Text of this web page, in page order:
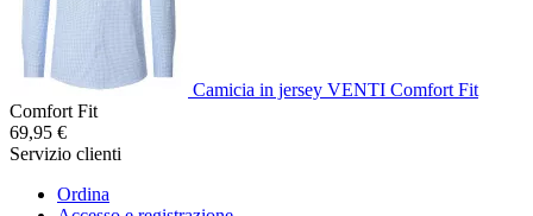
Camicia in jersey VENTI Comfort Fit
Comfort Fit
69,95 €
Servizio clienti
Ordina